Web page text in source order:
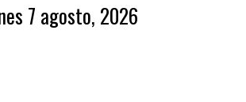
7 agosto, 2026